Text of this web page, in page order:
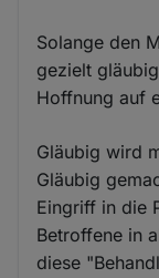
Solange den
gezielt
Hoffnung auf
Gläubig wird
Gläubig
Eingriff in die
Betroffene in
diese